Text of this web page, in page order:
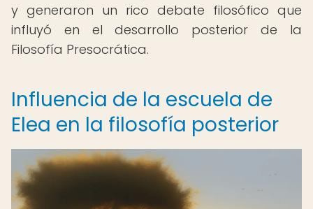
y generaron un rico debate filosófico que
influyó en el desarrollo posterior de la
Filosofía Presocrática.
Influencia de la escuela de
Elea en la filosofía posterior